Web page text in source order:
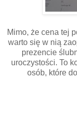
Mimo, że cena tej
warto się w nią
prezencie
uroczystości. To
osób, które